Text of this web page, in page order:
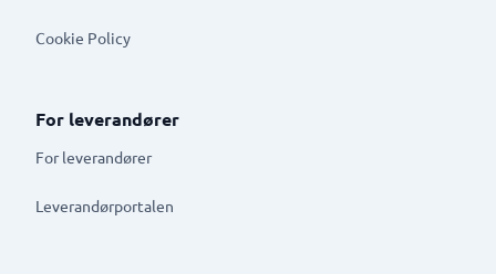
Cookie Policy
For leverandører
For leverandører
Leverandørportalen